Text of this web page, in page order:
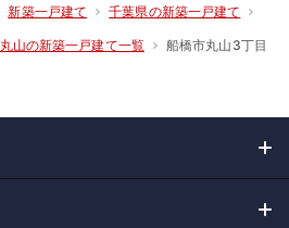
新築一戸建て 千葉県の新築一戸建て
丸山の新築一戸建て一覧 船橋市丸山3丁目